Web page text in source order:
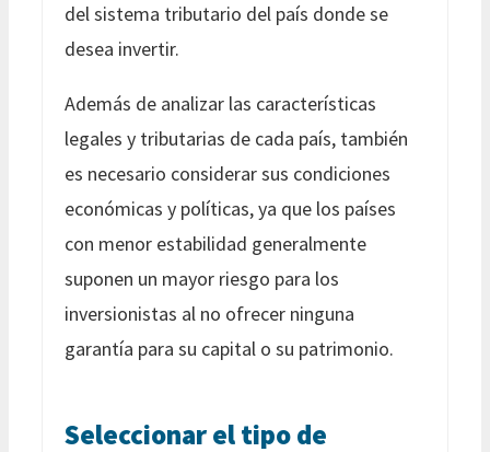
del sistema tributario del país donde se
desea invertir.
Además de analizar las características
legales y tributarias de cada país, también
es necesario considerar sus condiciones
económicas y políticas, ya que los países
con menor estabilidad generalmente
suponen un mayor riesgo para los
inversionistas al no ofrecer ninguna
garantía para su capital o su patrimonio.
Seleccionar el tipo de